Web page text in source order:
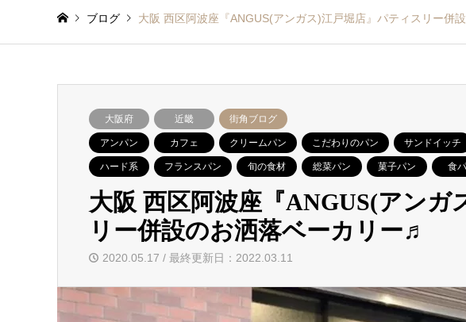
ブログ 大阪 西区阿波座『ANGUS(アンガス)江戸堀店』パティスリー併
大阪府 近畿 街角ブログ
アンパン カフェ クリームパン こだわりのパン サンドイッチ
ハード系 フランスパン 旬の食材 総菜パン 菓子パン 食
大阪 西区阿波座『ANGUS(アンガ
リー併設のお洒落ベーカリー♬
2020.05.17 / 最終更新日：2022.03.11